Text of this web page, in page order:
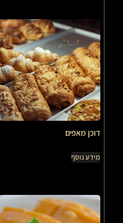
דוכן מאפים
מידע נוסף